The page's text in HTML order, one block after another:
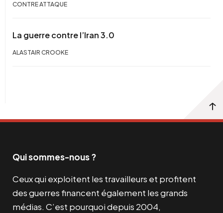
CONTRE ATTAQUE
La guerre contre l’Iran 3.0
ALASTAIR CROOKE
Qui sommes-nous ?
Ceux qui exploitent les travailleurs et profitent
des guerres financent également les grands
médias. C’est pourquoi depuis 2004,